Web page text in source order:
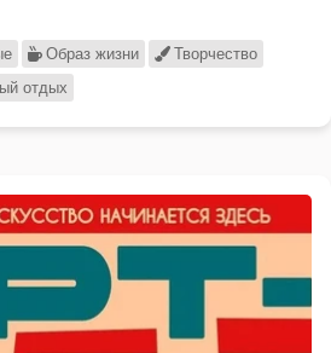
Образ жизни
Творчество
отдых